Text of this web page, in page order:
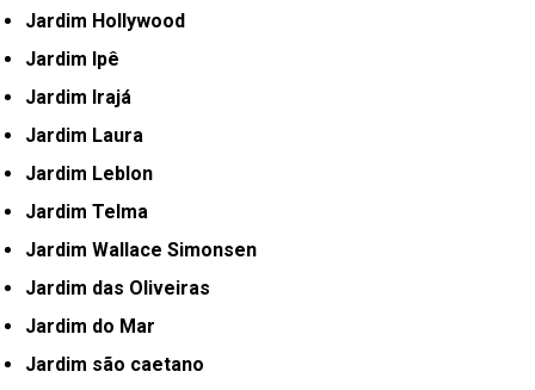
Jardim Hollywood
Jardim Ipê
Jardim Irajá
Jardim Laura
Jardim Leblon
Jardim Telma
Jardim Wallace Simonsen
Jardim das Oliveiras
Jardim do Mar
Jardim são caetano